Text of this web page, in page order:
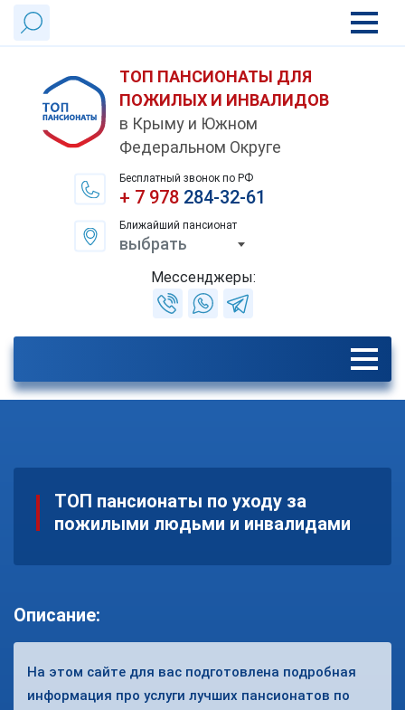
ТОП ПАНСИОНАТЫ ДЛЯ
ПОЖИЛЫХ И ИНВАЛИДОВ
в Крыму и Южном
Федеральном Округе
Бесплатный звонок по РФ
+ 7 978284-32-61
Ближайший пансионат
выбрать
Мессенджеры:
ТОП пансионаты по уходу за
пожилыми людьми и инвалидами
Описание:
На этом сайте для вас подготовлена подробная
информация про услуги лучших пансионатов по